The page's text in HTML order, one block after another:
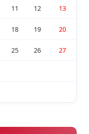
11 12 13
18 19 20
25 26 27